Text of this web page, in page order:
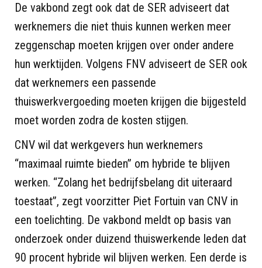
De vakbond zegt ook dat de SER adviseert dat
werknemers die niet thuis kunnen werken meer
zeggenschap moeten krijgen over onder andere
hun werktijden. Volgens FNV adviseert de SER ook
dat werknemers een passende
thuiswerkvergoeding moeten krijgen die bijgesteld
moet worden zodra de kosten stijgen.
CNV wil dat werkgevers hun werknemers
“maximaal ruimte bieden” om hybride te blijven
werken. “Zolang het bedrijfsbelang dit uiteraard
toestaat”, zegt voorzitter Piet Fortuin van CNV in
een toelichting. De vakbond meldt op basis van
onderzoek onder duizend thuiswerkende leden dat
90 procent hybride wil blijven werken. Een derde is